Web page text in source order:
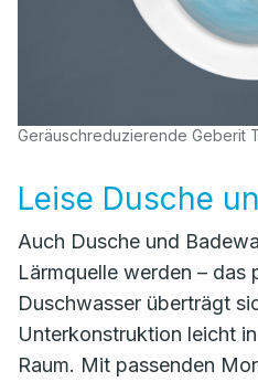
Geräuschreduzierende Geberit
Leise Dusche
Auch Dusche und
Lärmquelle werden – das
Duschwasser überträgt
Unterkonstruktion leicht
Raum. Mit passenden